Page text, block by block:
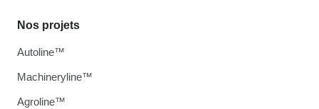
Nos projets
Autoline™
Machineryline™
Agroline™